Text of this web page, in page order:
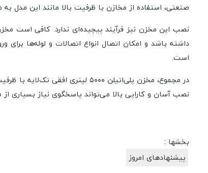
صنعتی، استفاده از مخازن با ظرفیت بالا مانند این
نصب این مخزن نیز فرآیند پیچیده‌ای ندارد. کافی است
داشته باشد و امکان اتصال انواع اتصالات و لوله‌ها
است.
در مجموع، مخزن پلی‌اتیلن
نصب آسان و کارایی بالا می‌تواند پاسخگوی نیاز
بخشها :
پیشنهادهای امروز